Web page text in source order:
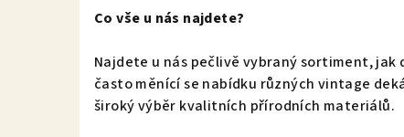
Co vše u nás najdete?
Najdete u nás pečlivě vybraný sortiment, jak
často měnící se nabídku různých vintage
široký výběr kvalitních přírodních materiálů.